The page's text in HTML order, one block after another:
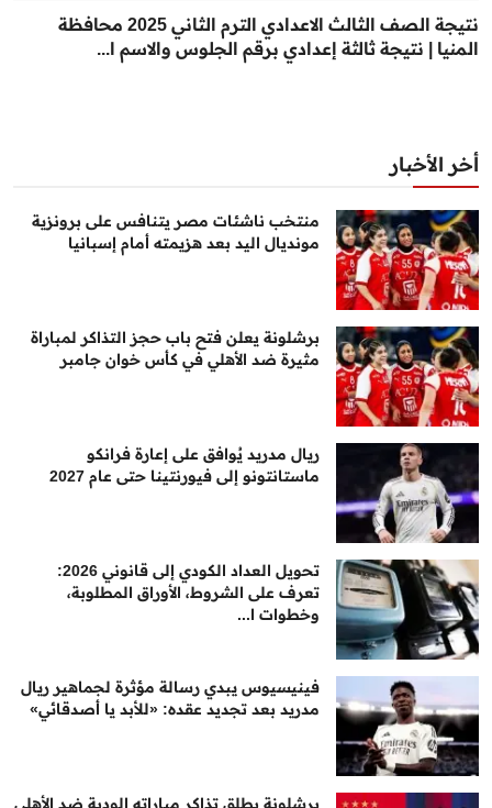
نتيجة الصف الثالث الاعدادي الترم الثاني 2025 محافظة
المنيا | نتيجة ثالثة إعدادي برقم الجلوس والاسم ا...
أخر الأخبار
منتخب ناشئات مصر يتنافس على برونزية
مونديال اليد بعد هزيمته أمام إسبانيا
برشلونة يعلن فتح باب حجز التذاكر لمباراة
مثيرة ضد الأهلي في كأس خوان جامبر
ريال مدريد يُوافق على إعارة فرانكو
ماستانتونو إلى فيورنتينا حتى عام 2027
تحويل العداد الكودي إلى قانوني 2026:
تعرف على الشروط، الأوراق المطلوبة،
وخطوات ا...
فينيسيوس يبدي رسالة مؤثرة لجماهير ريال
مدريد بعد تجديد عقده: «للأبد يا أصدقائي»
برشلونة يطلق تذاكر مباراته الودية ضد الأهلي